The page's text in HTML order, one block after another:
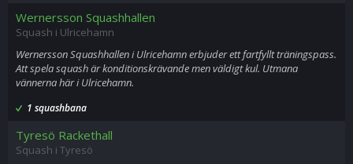
Wernersson Squashhallen
Squash i Ulricehamn
Wernersson Squashhallen i Ulricehamn erbjuder ett fartfyllt träningspass.
Att spela squash är konditionskrävande men väldigt kul. Utmana
vännerna här i Ulricehamn.
1 squashbana
Tyresö Rackethall
Squash i Tyresö